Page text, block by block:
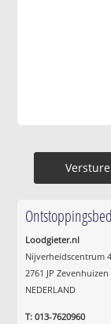
Loodgieter.nl
Nijverheidscentrum
2761 JP Zevenhuizen
NEDERLAND
T: 013-7620960